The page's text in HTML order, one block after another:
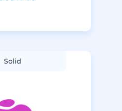
Solid